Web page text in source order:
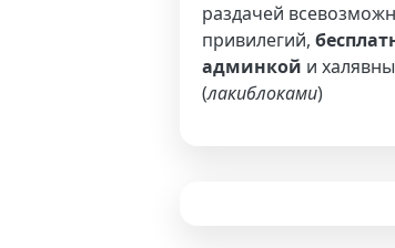
раздачей
привилегий,
админкой и
(лакиблоками)